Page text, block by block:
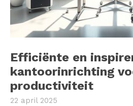
Efficiënte en
kantoorinrichting
productiviteit
22 april 2025